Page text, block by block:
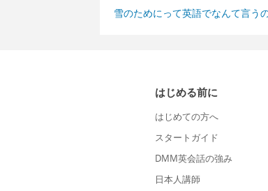
雪のためにって英語でなんて言う
はじめる前に
はじめての方へ
スタートガイド
DMM英会話の強み
日本人講師